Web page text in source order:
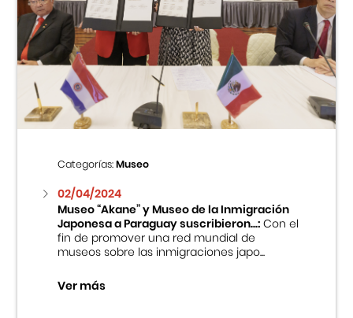
Categorías:Museo
02/04/2024
Museo “Akane” y Museo de la Inmigración
Japonesa a Paraguay suscribieron...:Con el
fin de promover una red mundial de
museos sobre las inmigraciones japo...
Ver más